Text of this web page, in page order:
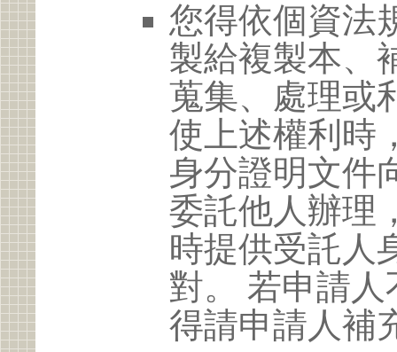
您得依個資法
製給複製本、
蒐集、處理或
使上述權利時
身分證明文件
委託他人辦理
時提供受託人
對。 若申請
得請申請人補